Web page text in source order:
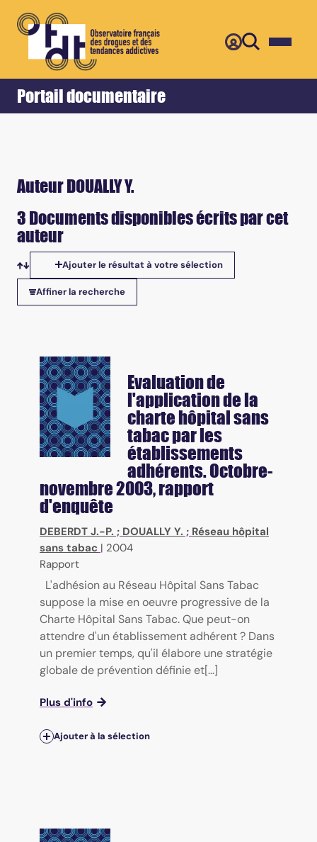
Portail documentaire
Accueil Retour
Auteur DOUALLY Y.
3 Documents disponibles écrits par cet
auteur
Tris disponibles
Ajouter le résultat à votre sélection
Affiner la recherche
Evaluation de
l'application de la
charte hôpital sans
tabac par les
établissements
adhérents. Octobre-
novembre 2003, rapport
d'enquête
DEBERDT J.-P. ; DOUALLY Y. ; Réseau hôpital
sans tabac | 2004
Rapport
L'adhésion au Réseau Hôpital Sans Tabac
suppose la mise en oeuvre progressive de la
Charte Hôpital Sans Tabac. Que peut-on
attendre d'un établissement adhérent ? Dans
un premier temps, qu'il élabore une stratégie
globale de prévention définie et[...]
Plus d'info
Ajouter à la sélection